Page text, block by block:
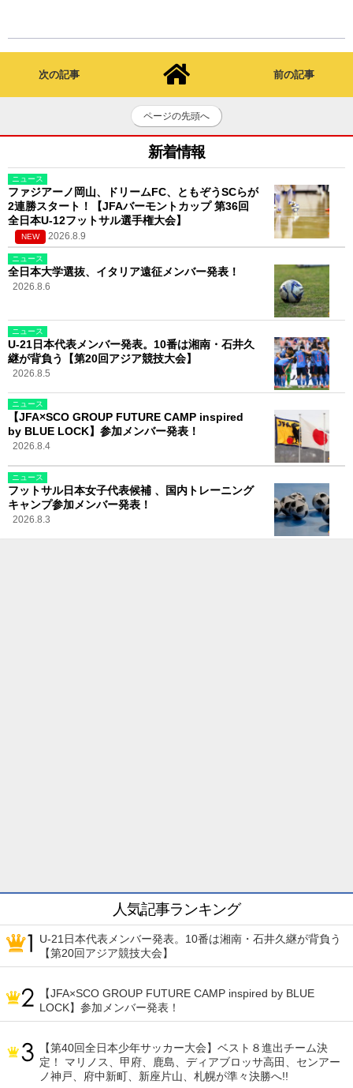
次の記事 前の記事
ページの先頭へ
新着情報
ニュース
ファジアーノ岡山、ドリームFC、ともぞうSCらが
2連勝スタート！【JFAバーモントカップ 第36回
全日本U-12フットサル選手権大会】
NEW 2026.8.9
ニュース
全日本大学選抜、イタリア遠征メンバー発表！
2026.8.6
ニュース
U-21日本代表メンバー発表。10番は湘南・石井久
継が背負う【第20回アジア競技大会】
2026.8.5
ニュース
【JFA×SCO GROUP FUTURE CAMP inspired
by BLUE LOCK】参加メンバー発表！
2026.8.4
ニュース
フットサル日本女子代表候補 、国内トレーニング
キャンプ参加メンバー発表！
2026.8.3
人気記事ランキング
U-21日本代表メンバー発表。10番は湘南・石井久継が背負う
【第20回アジア競技大会】
【JFA×SCO GROUP FUTURE CAMP inspired by BLUE
LOCK】参加メンバー発表！
【第40回全日本少年サッカー大会】ベスト８進出チーム決
定！ マリノス、甲府、鹿島、ディアブロッサ高田、センアー
ノ神戸、府中新町、新座片山、札幌が準々決勝へ!!